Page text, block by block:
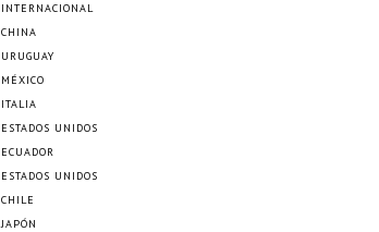
INTERNACIONAL
CHINA
URUGUAY
MÉXICO
ITALIA
ESTADOS UNIDOS
ECUADOR
ESTADOS UNIDOS
CHILE
JAPÓN